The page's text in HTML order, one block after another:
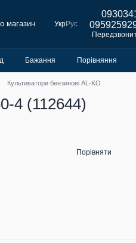
магазин УкрРус
Бажання Порівняння
Культиватори бензинові AL-KO
4 (112644)
Порівняти